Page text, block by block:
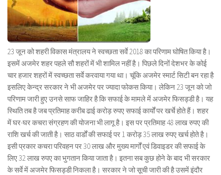
23 जून को शहरी विकास मंत्रालय ने स्वच्छता सर्वे 2018 का परिणाम घोषित किया है।
इसमें अजमेर शहर पहले सौ शहरों में भी शामिल नहीं है। पिछले दिनों देशभर के कोई
चार हजार शहरों में स्वच्छता सर्वे करवाया गया था। चूंकि अजमेर स्मार्ट सिटी बन रहा है
इसलिए केन्द्र सरकार ने भी अजमेर पर ज्यादा फोकस किया। लेकिन 23 जून को जो
परिणाम जारी हुए उनसे साफ जाहिर है कि सफाई के मामले में अजमेर फिसड्डी है। यह
स्थिति तब है जब प्रतिमाह करीब ढाई करोड़ रुपए सफाई कार्यों पर खर्चे होते हैं। शहर
में घर-घर कचरा संग्रहण की योजना भी लागू है। इस पर प्रतिमाह 48 लाख रुपए की
राशि खर्च की जाती है। साठ वार्डों की सफाई पर 1 करोड़ 35 लाख रुपए खर्च होते है।
इसी प्रकार कचरा परिवहन पर 30 लाख और मुख्य मार्गों एवं डिवाइडर की सफाई के
लिए 32 लाख रुपए का भुगतान किया जाता है। इतना सब कुछ होने के बाद भी सरकार
के सर्वे में अजमेर फिसड्डी निकला है। सरकार ने जो सूची जारी की है उसमें इंदौर